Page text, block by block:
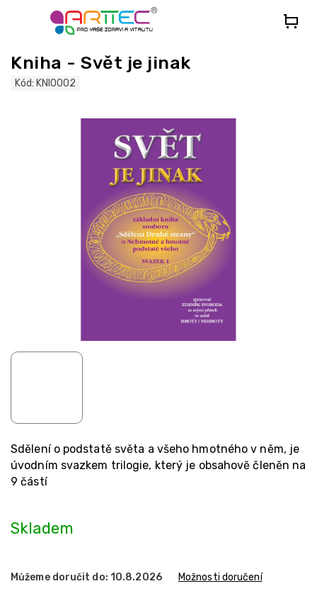
Kniha - Svět je jinak
Kód: KNI0002
Skladem
Můžeme doručit do: 10.8.2026 Možnosti doručení
Sdělení o podstatě světa a všeho hmotného v něm, je
úvodním svazkem trilogie, který je obsahově členěn na
9 částí